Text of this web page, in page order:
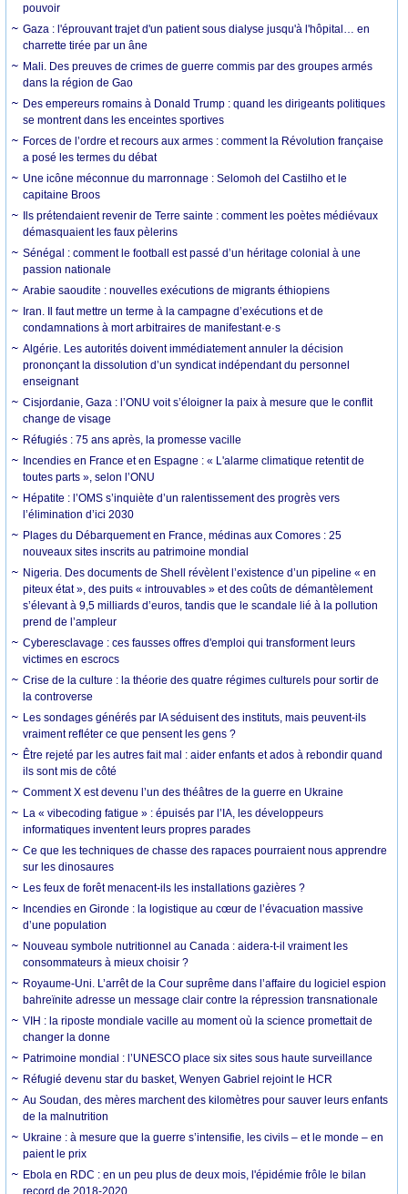
pouvoir
Gaza : l'éprouvant trajet d'un patient sous dialyse jusqu'à l'hôpital… en
charrette tirée par un âne
Mali. Des preuves de crimes de guerre commis par des groupes armés
dans la région de Gao
Des empereurs romains à Donald Trump : quand les dirigeants politiques
se montrent dans les enceintes sportives
Forces de l’ordre et recours aux armes : comment la Révolution française
a posé les termes du débat
Une icône méconnue du marronnage : Selomoh del Castilho et le
capitaine Broos
Ils prétendaient revenir de Terre sainte : comment les poètes médiévaux
démasquaient les faux pèlerins
Sénégal : comment le football est passé d’un héritage colonial à une
passion nationale
Arabie saoudite : nouvelles exécutions de migrants éthiopiens
Iran. Il faut mettre un terme à la campagne d’exécutions et de
condamnations à mort arbitraires de manifestant·e·s
Algérie. Les autorités doivent immédiatement annuler la décision
prononçant la dissolution d’un syndicat indépendant du personnel
enseignant
Cisjordanie, Gaza : l’ONU voit s’éloigner la paix à mesure que le conflit
change de visage
Réfugiés : 75 ans après, la promesse vacille
Incendies en France et en Espagne : « L'alarme climatique retentit de
toutes parts », selon l’ONU
Hépatite : l’OMS s’inquiète d’un ralentissement des progrès vers
l’élimination d’ici 2030
Plages du Débarquement en France, médinas aux Comores : 25
nouveaux sites inscrits au patrimoine mondial
Nigeria. Des documents de Shell révèlent l’existence d’un pipeline « en
piteux état », des puits « introuvables » et des coûts de démantèlement
s’élevant à 9,5 milliards d’euros, tandis que le scandale lié à la pollution
prend de l’ampleur
Cyberesclavage : ces fausses offres d'emploi qui transforment leurs
victimes en escrocs
Crise de la culture : la théorie des quatre régimes culturels pour sortir de
la controverse
Les sondages générés par IA séduisent des instituts, mais peuvent-ils
vraiment refléter ce que pensent les gens ?
Être rejeté par les autres fait mal : aider enfants et ados à rebondir quand
ils sont mis de côté
Comment X est devenu l’un des théâtres de la guerre en Ukraine
La « vibecoding fatigue » : épuisés par l’IA, les développeurs
informatiques inventent leurs propres parades
Ce que les techniques de chasse des rapaces pourraient nous apprendre
sur les dinosaures
Les feux de forêt menacent-ils les installations gazières ?
Incendies en Gironde : la logistique au cœur de l’évacuation massive
d’une population
Nouveau symbole nutritionnel au Canada : aidera-t-il vraiment les
consommateurs à mieux choisir ?
Royaume-Uni. L’arrêt de la Cour suprême dans l’affaire du logiciel espion
bahreïnite adresse un message clair contre la répression transnationale
VIH : la riposte mondiale vacille au moment où la science promettait de
changer la donne
Patrimoine mondial : l’UNESCO place six sites sous haute surveillance
Réfugié devenu star du basket, Wenyen Gabriel rejoint le HCR
Au Soudan, des mères marchent des kilomètres pour sauver leurs enfants
de la malnutrition
Ukraine : à mesure que la guerre s’intensifie, les civils – et le monde – en
paient le prix
Ebola en RDC : en un peu plus de deux mois, l'épidémie frôle le bilan
record de 2018-2020